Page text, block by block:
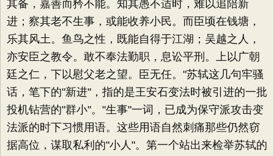
其备，嘉善而矜不能。知其愚不适时，难以追陪新
进；察其老不生事，或能收养小民。而臣顷在钱塘，
乐其风土。鱼鸟之性，既能自得于江湖；吴越之人，
亦安臣之教令。敢不奉法勤职，息讼平刑。上以广朝
廷之仁，下以慰父老之望。臣无任。"苏轼这几句牢骚
话，笔下的"新进"，指的是王安石变法时被引进的一批
投机钻营的"群小"。"生事"一词，已成为保守派攻击变
法派的时下习惯用语。这些用语自然刺痛那些仍然窃
据高位，谋取私利的"小人"。第一个站出来检举苏轼的